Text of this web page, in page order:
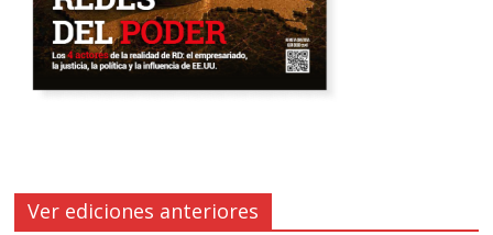
Ver ediciones anteriores